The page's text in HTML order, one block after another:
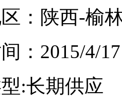
：陕西-榆
：2015/4/17
:长期供应